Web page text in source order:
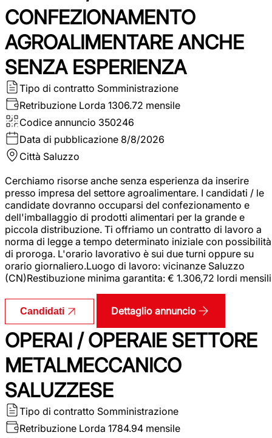
CONFEZIONAMENTO
AGROALIMENTARE ANCHE
SENZA ESPERIENZA
Tipo di contratto Somministrazione
Retribuzione Lorda 1306.72 mensile
Codice annuncio 350246
Data di pubblicazione 8/8/2026
Città Saluzzo
Cerchiamo risorse anche senza esperienza da inserire
presso impresa del settore agroalimentare. I candidati / le
candidate dovranno occuparsi del confezionamento e
dell'imballaggio di prodotti alimentari per la grande e
piccola distribuzione. Ti offriamo un contratto di lavoro a
norma di legge a tempo determinato iniziale con possibilità
di proroga. L'orario lavorativo è sui due turni oppure su
orario giornaliero.Luogo di lavoro: vicinanze Saluzzo
(CN)Restibuzione minima garantita: € 1.306,72 lordi mensili
Candidati Dettaglio annuncio
OPERAI / OPERAIE SETTORE
METALMECCANICO
SALUZZESE
Tipo di contratto Somministrazione
Retribuzione Lorda 1784.94 mensile